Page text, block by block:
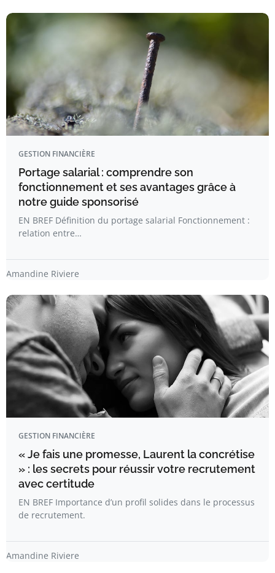
GESTION FINANCIÈRE
Portage salarial : comprendre son
fonctionnement et ses avantages grâce à
notre guide sponsorisé
EN BREF Définition du portage salarial Fonctionnement :
relation entre…
Amandine Riviere
GESTION FINANCIÈRE
« Je fais une promesse, Laurent la concrétise
» : les secrets pour réussir votre recrutement
avec certitude
EN BREF Importance d’un profil solides dans le processus
de recrutement.
Amandine Riviere